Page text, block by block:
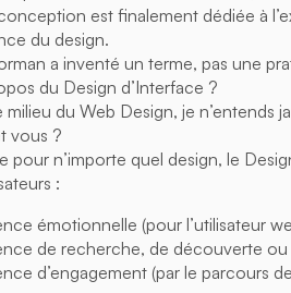
est finalement dédiée à
du design.
a inventé un terme, pas une
du Design d’Interface ?
milieu du Web Design, je n’entends
vous ?
pour n’importe quel design, le
:
émotionnelle (pour l’utilisateur
de recherche, de découverte ou
d’engagement (par le parcours